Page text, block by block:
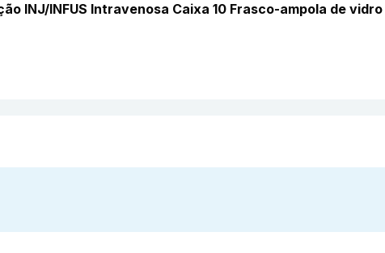
INJ/INFUS Intravenosa Caixa 10 Frasco-ampola de